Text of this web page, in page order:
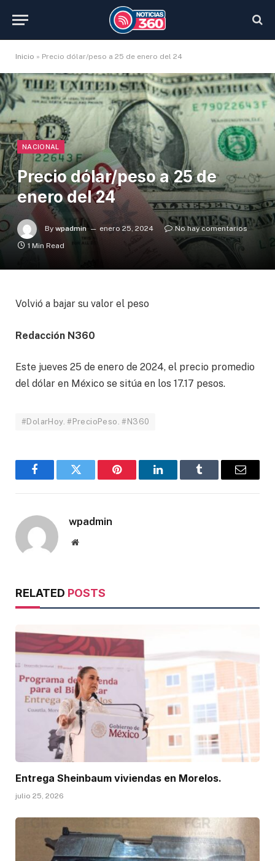
Inicio » Precio dólar/peso a 25 de enero del 24
NACIONAL
Precio dólar/peso a 25 de
enero del 24
By wpadmin enero 25, 2024
No hay comentarios
1 Min Read
Volvió a bajar su valor el peso
Redacción N360
Este jueves 25 de enero de 2024, el precio promedio
del dólar en México se sitúa en los 17.17 pesos.
#DolarHoy. #PrecioPeso. #N360
FacebookTwitter Pinterest LinkedInTumblr Email
wpadmin
Website
RELATED POSTS
Entrega Sheinbaum viviendas en Morelos.
julio 25, 2026